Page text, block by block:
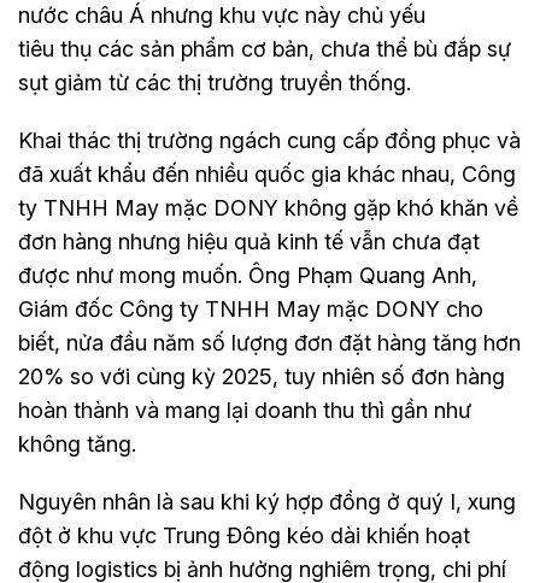
nước châu Á nhưng khu vực này chủ yếu
tiêu thụ các sản phẩm cơ bản, chưa thể bù đắp sự
sụt giảm từ các thị trường truyền thống.
Khai thác thị trường ngách cung cấp đồng phục và
đã xuất khẩu đến nhiều quốc gia khác nhau, Công
ty TNHH May mặc DONY không gặp khó khăn về
đơn hàng nhưng hiệu quả kinh tế vẫn chưa đạt
được như mong muốn. Ông Phạm Quang Anh,
Giám đốc Công ty TNHH May mặc DONY cho
biết, nửa đầu năm số lượng đơn đặt hàng tăng hơn
20% so với cùng kỳ 2025, tuy nhiên số đơn hàng
hoàn thành và mang lại doanh thu thì gần như
không tăng.
Nguyên nhân là sau khi ký hợp đồng ở quý I, xung
đột ở khu vực Trung Đông kéo dài khiến hoạt
động logistics bị ảnh hưởng nghiêm trọng, chi phí